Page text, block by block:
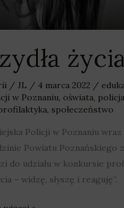
/ JL / 4 marca 2022 /
w Poznaniu, oświata, policja
, społeczeństwo
Policji w Poznaniu
Powiatu Poznańskiego
do udziału w konkursie
– widzę, słyszę i reaguję”.